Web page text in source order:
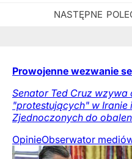
Prowojenne wezwanie
Senator Ted Cruz wzywa
"protestujących" w Iranie
Zjednoczonych do
OpinieObserwator